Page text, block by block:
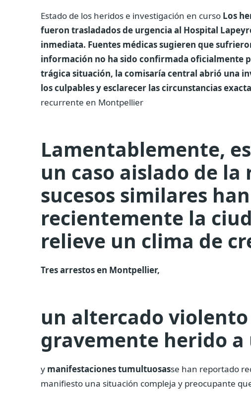
Estado de los heridos e investigación en curso Los
fueron trasladados de urgencia al Hospital
inmediata. Fuentes médicas sugieren que
información no ha sido confirmada oficialmente
trágica situación, la comisaría central abrió una
los culpables y esclarecer las circunstancias
recurrente en Montpellier
Lamentablemente,
un caso aislado de la
sucesos similares
recientemente la
relieve un clima de
Tres arrestos en Montpellier,
un altercado
gravemente herido a
y manifestaciones tumultuosasse han reportado
manifiesto una situación compleja y preocupante